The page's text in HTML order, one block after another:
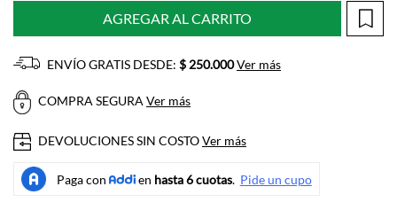
AGREGAR AL CARRITO
ENVÍO GRATIS DESDE: $ 250.000Ver más
COMPRA SEGURA Ver más
DEVOLUCIONES SIN COSTOVer más